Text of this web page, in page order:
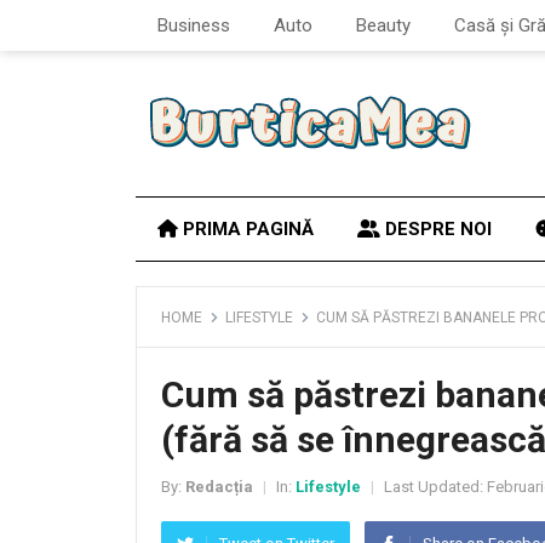
Business Auto Beauty Casă și
PRIMA PAGINĂ DESPRE NOI
HOME LIFESTYLE CUM SĂ PĂSTREZI BANANELE
Cum să păstrezi
(fără să se
By: Redacția In: Lifestyle Last Updated: